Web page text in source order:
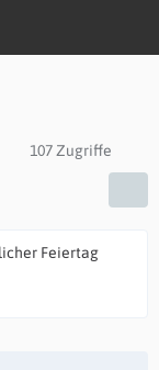
107 Zugriffe
Feiertag